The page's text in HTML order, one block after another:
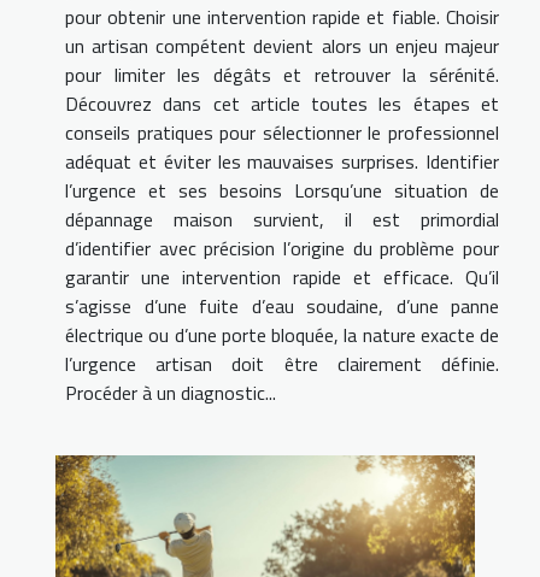
pour obtenir une intervention rapide et fiable. Choisir
un artisan compétent devient alors un enjeu majeur
pour limiter les dégâts et retrouver la sérénité.
Découvrez dans cet article toutes les étapes et
conseils pratiques pour sélectionner le professionnel
adéquat et éviter les mauvaises surprises. Identifier
l’urgence et ses besoins Lorsqu’une situation de
dépannage maison survient, il est primordial
d’identifier avec précision l’origine du problème pour
garantir une intervention rapide et efficace. Qu’il
s’agisse d’une fuite d’eau soudaine, d’une panne
électrique ou d’une porte bloquée, la nature exacte de
l’urgence artisan doit être clairement définie.
Procéder à un diagnostic...